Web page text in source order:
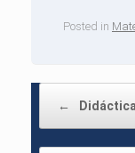
Posted in
←